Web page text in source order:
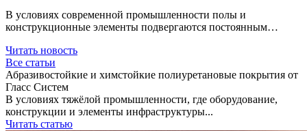
В условиях современной промышленности полы и
конструкционные элементы подвергаются постоянным…
Читать новость
Все статьи
Абразивостойкие и химстойкие полиуретановые покрытия от
Гласс Систем
В условиях тяжёлой промышленности, где оборудование,
конструкции и элементы инфраструктуры...
Читать статью